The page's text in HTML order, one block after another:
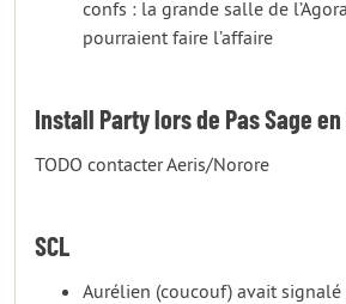
confs : la grande salle de
pourraient faire l’affaire
Install Party lors de Pas Sage en
TODO contacter Aeris/Norore
SCL
Aurélien (coucouf) avait signalé